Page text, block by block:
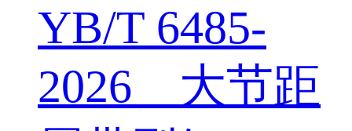
YB/T 6485-
2026 大节距